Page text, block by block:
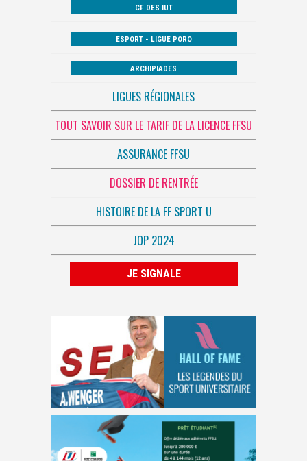
CF DES IUT
ESPORT - LIGUE PORO
ARCHIPIADES
LIGUES RÉGIONALES
TOUT SAVOIR SUR LE TARIF DE LA LICENCE FFSU
ASSURANCE FFSU
DOSSIER DE RENTRÉE
HISTOIRE DE LA FF SPORT U
JOP 2024
JE SIGNALE